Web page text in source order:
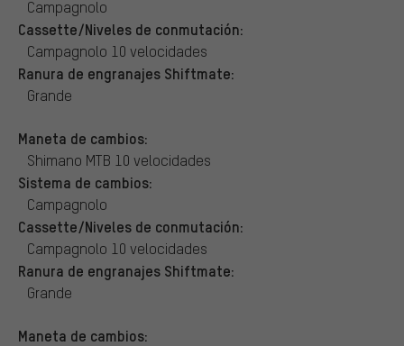
Campagnolo
Cassette/Niveles de conmutación:
Campagnolo 10 velocidades
Ranura de engranajes Shiftmate:
Grande
Maneta de cambios:
Shimano MTB 10 velocidades
Sistema de cambios:
Campagnolo
Cassette/Niveles de conmutación:
Campagnolo 10 velocidades
Ranura de engranajes Shiftmate:
Grande
Maneta de cambios: